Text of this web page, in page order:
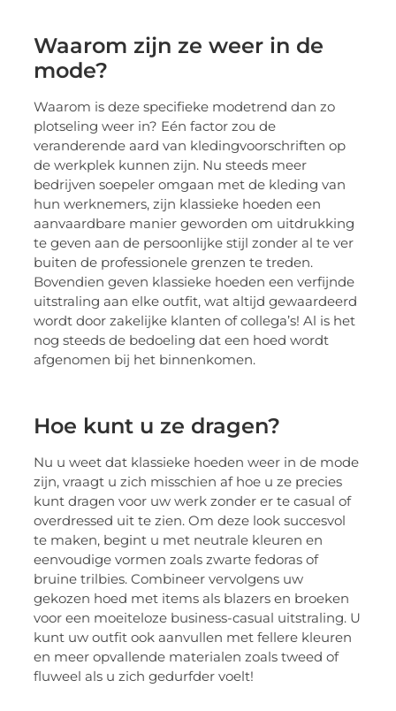
Waarom zijn ze weer in de
mode?
Waarom is deze specifieke modetrend dan zo
plotseling weer in? Eén factor zou de
veranderende aard van kledingvoorschriften op
de werkplek kunnen zijn. Nu steeds meer
bedrijven soepeler omgaan met de kleding van
hun werknemers, zijn klassieke hoeden een
aanvaardbare manier geworden om uitdrukking
te geven aan de persoonlijke stijl zonder al te ver
buiten de professionele grenzen te treden.
Bovendien geven klassieke hoeden een verfijnde
uitstraling aan elke outfit, wat altijd gewaardeerd
wordt door zakelijke klanten of collega’s! Al is het
nog steeds de bedoeling dat een hoed wordt
afgenomen bij het binnenkomen.
Hoe kunt u ze dragen?
Nu u weet dat klassieke hoeden weer in de mode
zijn, vraagt u zich misschien af hoe u ze precies
kunt dragen voor uw werk zonder er te casual of
overdressed uit te zien. Om deze look succesvol
te maken, begint u met neutrale kleuren en
eenvoudige vormen zoals zwarte fedoras of
bruine trilbies. Combineer vervolgens uw
gekozen hoed met items als blazers en broeken
voor een moeiteloze business-casual uitstraling. U
kunt uw outfit ook aanvullen met fellere kleuren
en meer opvallende materialen zoals tweed of
fluweel als u zich gedurfder voelt!